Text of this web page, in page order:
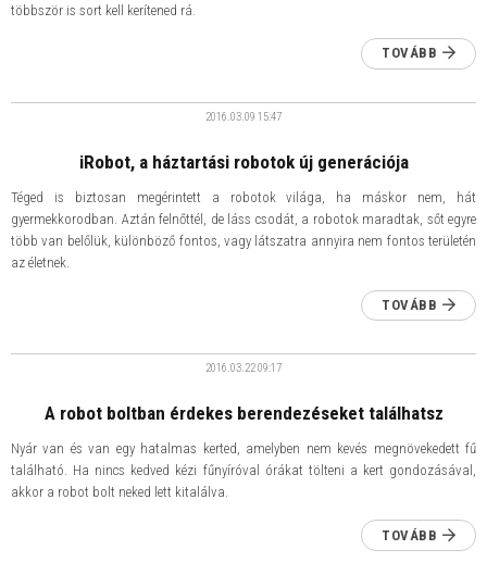
többször is sort kell kerítened rá.
TOVÁBB
​iRobot, a háztartási robotok új generációja
2016.03.09 15:47
Téged is biztosan megérintett a robotok világa, ha máskor nem, hát
gyermekkorodban. Aztán felnőttél, de láss csodát, a robotok maradtak, sőt egyre
több van belőlük, különböző fontos, vagy látszatra annyira nem fontos területén
az életnek.
TOVÁBB
A robot boltban érdekes berendezéseket találhatsz
2016.03.2209:17
Nyár van és van egy hatalmas kerted, amelyben nem kevés megnövekedett fű
található. Ha nincs kedved kézi fűnyíróval órákat tölteni a kert gondozásával,
akkor a robot bolt neked lett kitalálva.
TOVÁBB